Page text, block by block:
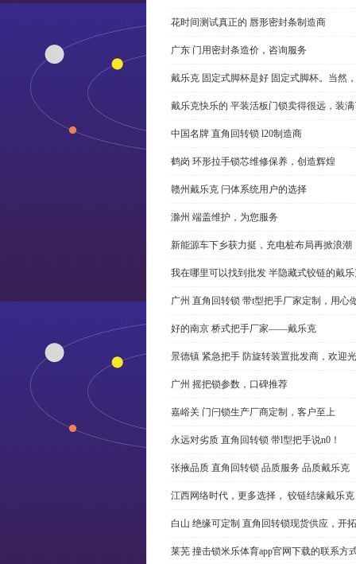
花时间测试真正的 唇形密封条制造商
广东 门用密封条造价，咨询服务
戴乐克 固定式脚杯是好 固定式脚杯。当然
戴乐克快乐的 平装活板门锁卖得很远，装
中国名牌 直角回转锁 l20制造商
鹤岗 环形拉手锁芯维修保养，创造辉煌
赣州戴乐克 闩体系统用户的选择
滁州 端盖维护，为您服务
新能源车下乡获力挺，充电桩布局再掀浪潮
我在哪里可以找到批发 半隐藏式铰链的戴
广州 直角回转锁 带t型把手厂家定制，用心
好的南京 桥式把手厂家——戴乐克
景德镇 紧急把手 防旋转装置批发商，欢迎
广州 摇把锁参数，口碑推荐
嘉峪关 门闩锁生产厂商定制，客户至上
永远对劣质 直角回转锁 带l型把手说n0！
张掖品质 直角回转锁 品质服务 品质戴乐克
江西网络时代，更多选择， 铰链结缘戴乐克
白山 绝缘可定制 直角回转锁现货供应，开
莱芜 撞击锁米乐体育app官网下载的联系方